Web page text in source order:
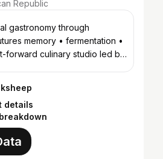
Republic
gastronomy through
memory • fermentation •
culinary studio led by
details